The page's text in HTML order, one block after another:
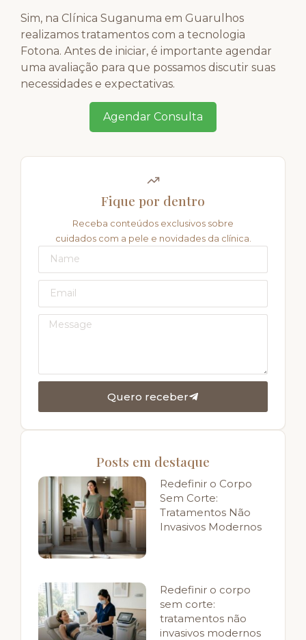
Sim, na Clínica Suganuma em Guarulhos
realizamos tratamentos com a tecnologia
Fotona. Antes de iniciar, é importante agendar
uma avaliação para que possamos discutir suas
necessidades e expectativas.
Agendar Consulta
Fique por dentro
Receba conteúdos exclusivos sobre
cuidados com a pele e novidades da clínica.
Quero receber
Posts em destaque
Redefinir o Corpo
Sem Corte:
Tratamentos Não
Invasivos Modernos
Redefinir o corpo
sem corte:
tratamentos não
invasivos modernos